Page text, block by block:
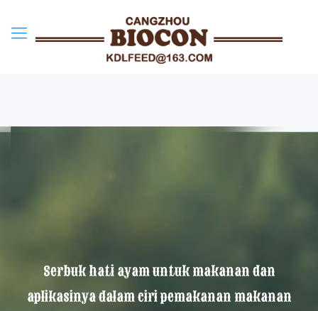
Serbuk hati ayam untuk makanan dan
aplikasinya dalam ciri pemakanan makanan